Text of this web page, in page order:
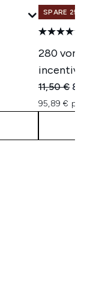
SPARE 25%
280 von
11,50 €
95,89 € pro